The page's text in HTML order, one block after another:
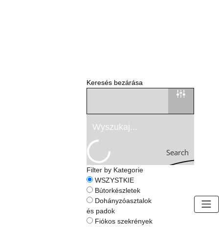
Keresés bezárása
Search
Filter by Kategorie
WSZYSTKIE
Bútorkészletek
Dohányzóasztalok
és padok
Fiókos szekrények